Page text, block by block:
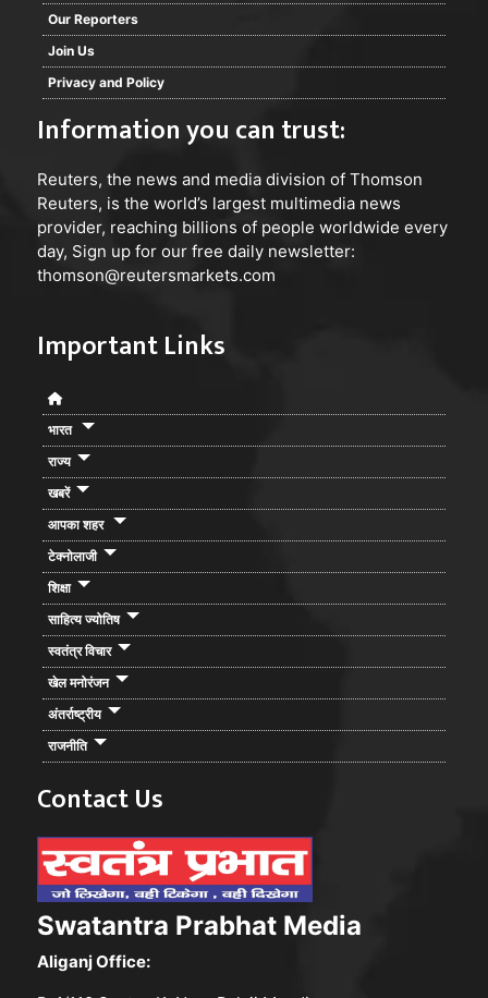
Our Reporters
Join Us
Privacy and Policy
Information you can trust:
Reuters, the news and media division of Thomson
Reuters, is the world’s largest multimedia news
provider, reaching billions of people worldwide every
day, Sign up for our free daily newsletter:
thomson@reutersmarkets.com
Important Links
भारत
राज्य
खबरें
आपका शहर
टेक्नोलाजी
शिक्षा
साहित्य ज्योतिष
स्वतंत्र विचार
खेल मनोरंजन
अंतर्राष्ट्रीय
राजनीति
Contact Us
Swatantra Prabhat Media
Aliganj Office: